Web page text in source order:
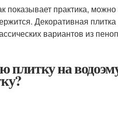
показывает практика,
Декоративная
вариантов из
на